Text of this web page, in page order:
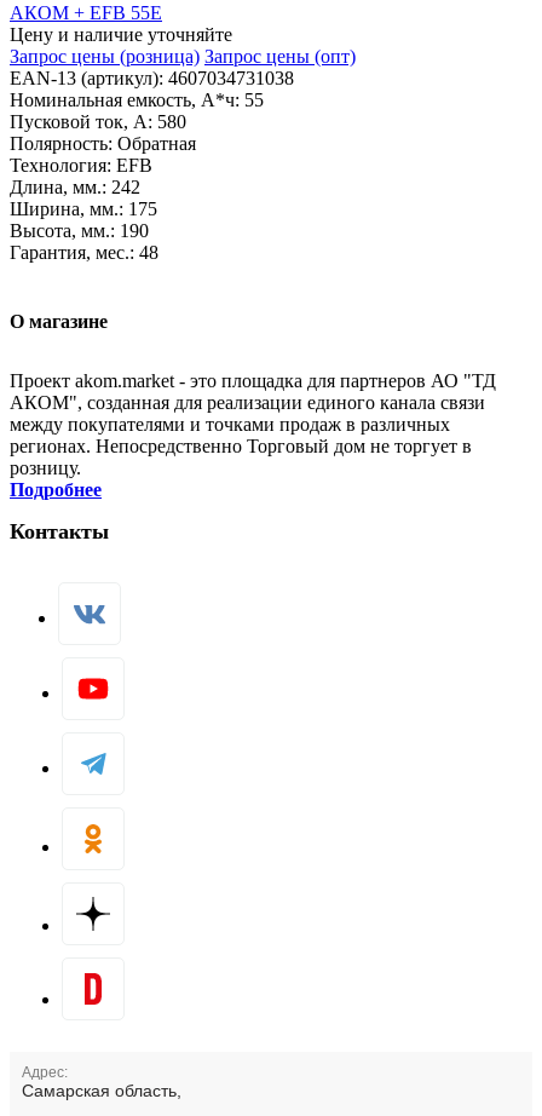
АКОМ + EFB 55Е
Цену и наличие уточняйте
Запрос цены (розница) Запрос цены (опт)
EAN-13 (артикул): 4607034731038
Номинальная емкость, А*ч: 55
Пусковой ток, А: 580
Полярность: Обратная
Технология: EFB
Длина, мм.: 242
Ширина, мм.: 175
Высота, мм.: 190
Гарантия, мес.: 48
О магазине
Проект akom.market - это площадка для партнеров АО "ТД
АКОМ", созданная для реализации единого канала связи
между покупателями и точками продаж в различных
регионах. Непосредственно Торговый дом не торгует в
розницу.
Подробнее
Адрес:
Самарская область,